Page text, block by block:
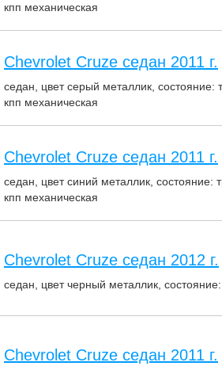
кпп механическая
Chevrolet Cruze седан 2011 г.
седан, цвет серый металлик,
кпп механическая
Chevrolet Cruze седан 2011 г.
седан, цвет синий металлик, состояние:
кпп механическая
Chevrolet Cruze седан 2012 г.
седан, цвет черный металлик,
Chevrolet Cruze седан 2011 г.